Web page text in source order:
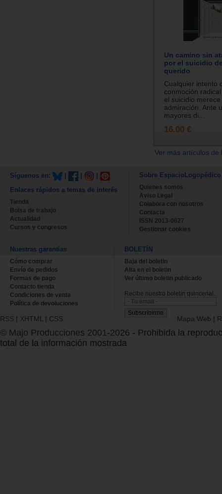
Un camino sin
por el suicidio
querido
Cualquier intento
conmoción
el suicidio
admiración. Ante
mayores di...
16.00 €
Ver más artículos
Síguenos en:
Enlaces rápidos a temas de interés
Tienda
Bolsa de trabajo
Actualidad
Cursos y congresos
Sobre EspacioLogopédico
Quienes somos
Aviso Legal
Colabora con nosotros
Contacta
ISSN 2013-0627
Gestionar cookies
Nuestras garantías
Cómo comprar
Envío de pedidos
Formas de pago
Contacto tienda
Condiciones de venta
Política de devoluciones
BOLETÍN
Baja del boletin
Alta en el boletin
Ver último boletin publicado
Recibe nuestro boletín quincenal.
RSS | XHTML | CSS Mapa Web |
© Majo Producciones 2001-2026 - Prohibida la
total de la información mostrada